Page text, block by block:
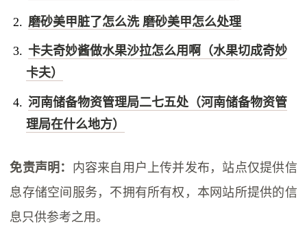
磨砂美甲脏了怎么洗 磨砂美甲怎么处理
卡夫奇妙酱做水果沙拉怎么用啊（水果切成奇妙
卡夫）
河南储备物资管理局二七五处（河南储备物资管
理局在什么地方）
免责声明： 内容来自用户上传并发布，站点仅提供信
息存储空间服务，不拥有所有权，本网站所提供的信
息只供参考之用。